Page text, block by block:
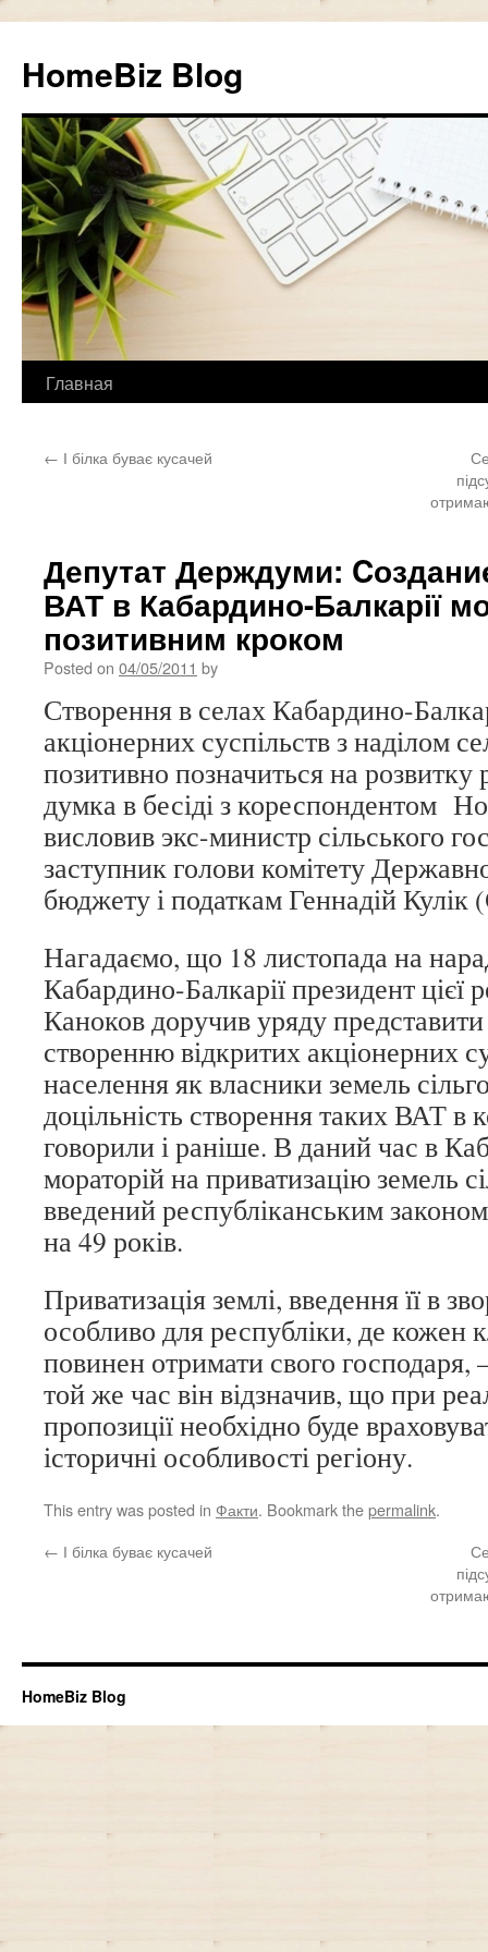
HomeBiz Blog
Skip
content
Главная
← І білка буває кусачей
Депутат Держдуми:
ВАТ в Кабардино-Балкарії
позитивним кроком
Posted on 04/05/2011 by
Створення в селах Кабардино-
акціонерних суспільств з наділом
позитивно позначиться на розвитку
думка в бесіді з кореспондентом
висловив экс-министр сільського
заступник голови комітету
бюджету і податкам Геннадій Кулік
Нагадаємо, що 18 листопада на
Кабардино-Балкарії президент цієї
Каноков доручив уряду
створенню відкритих акціонерних
населення як власники земель
доцільність створення таких ВАТ в
говорили і раніше. В даний час в
мораторій на приватизацію земель
введений республіканським
на 49 років.
Приватизація землі, введення її в
особливо для республіки, де кожен
повинен отримати свого
той же час він відзначив, що при
пропозиції необхідно буде
історичні особливості регіону.
This entry was posted in Факти. Bookmark thepermalink.
← І білка буває кусачей
HomeBiz Blog